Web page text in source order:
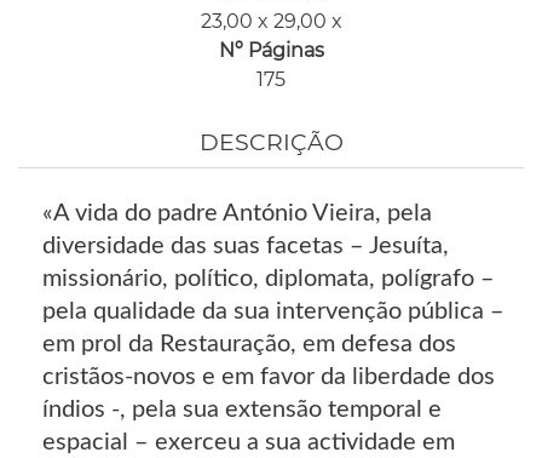
23,00 x 29,00 x
Nº Páginas
175
DESCRIÇÃO
«A vida do padre António Vieira, pela
diversidade das suas facetas – Jesuíta,
missionário, político, diplomata, polígrafo –
pela qualidade da sua intervenção pública –
em prol da Restauração, em defesa dos
cristãos-novos e em favor da liberdade dos
índios -, pela sua extensão temporal e
espacial – exerceu a sua actividade em